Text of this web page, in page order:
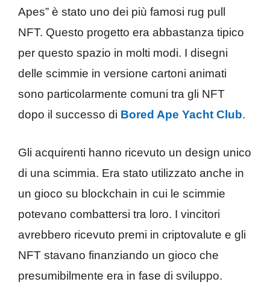
Apes” è stato uno dei più famosi rug pull
NFT. Questo progetto era abbastanza tipico
per questo spazio in molti modi. I disegni
delle scimmie in versione cartoni animati
sono particolarmente comuni tra gli NFT
dopo il successo di Bored Ape Yacht Club.
Gli acquirenti hanno ricevuto un design unico
di una scimmia. Era stato utilizzato anche in
un gioco su blockchain in cui le scimmie
potevano combattersi tra loro. I vincitori
avrebbero ricevuto premi in criptovalute e gli
NFT stavano finanziando un gioco che
presumibilmente era in fase di sviluppo.